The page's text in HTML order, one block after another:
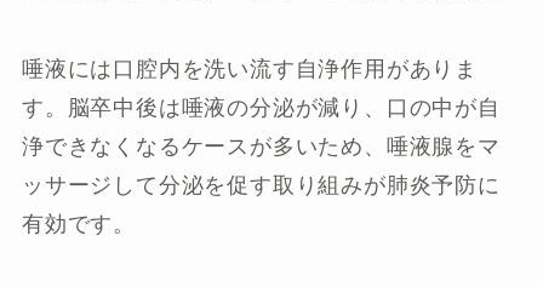
唾液には口腔内を洗い流す自浄作用がありま
す。脳卒中後は唾液の分泌が減り、口の中が自
浄できなくなるケースが多いため、唾液腺をマ
ッサージして分泌を促す取り組みが肺炎予防に
有効です。